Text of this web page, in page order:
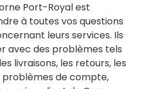
Port-Royal est
à toutes vos questions
leurs services. Ils
avec des problèmes tels
livraisons, les retours, les
de compte,